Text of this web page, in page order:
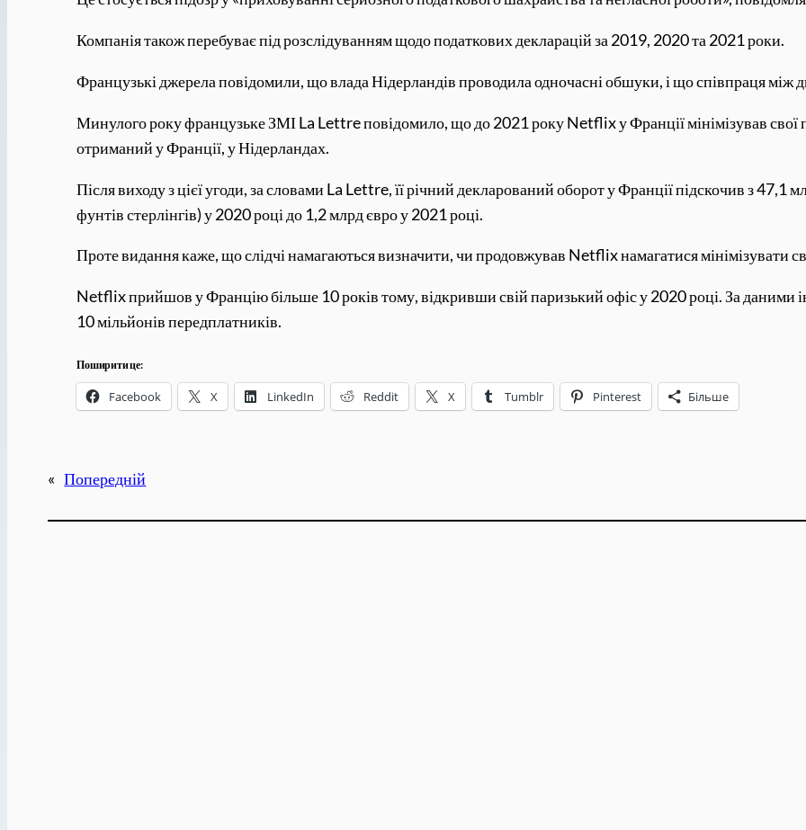
Компанія також перебуває під розслідуванням щодо податкових декларацій за 2019, 2020 та 2021 роки.
Французькі джерела повідомили, що влада Нідерландів проводила одночасні обшуки, і що співпраця між
Минулого року французьке ЗМІ La Lettre повідомило, що до 2021 року Netflix у Франції мінімізував свої
отриманий у Франції, у Нідерландах.
Після виходу з цієї угоди, за словами La Lettre, її річний декларований оборот у Франції підскочив з
фунтів стерлінгів) у 2020 році до 1,2 млрд євро у 2021 році.
Проте видання каже, що слідчі намагаються визначити, чи продовжував Netflix намагатися мінімізувати
Netflix прийшов у Францію більше 10 років тому, відкривши свій паризький офіс у 2020 році. За даними
10 мільйонів передплатників.
Поширити це:
Facebook X LinkedIn Reddit X Tumblr Pinterest Більше
« Попередній